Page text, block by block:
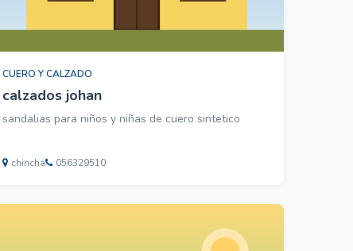
CUERO Y CALZADO
calzados johan
sandalias para niños y niñas de cuero sintetico
chincha 056329510